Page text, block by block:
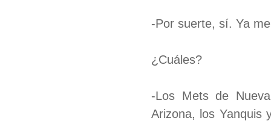
-Por suerte, sí. Ya
¿Cuáles?
-Los Mets de
Arizona, los Yanquis